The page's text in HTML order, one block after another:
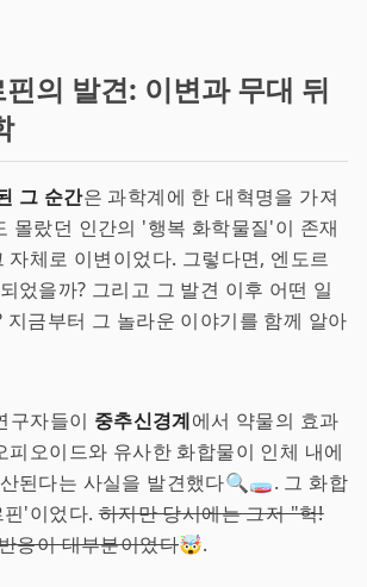
의 발견: 이변과 무대 뒤
그 순간은 과학계에 한 대혁명을 가져
몰랐던 인간의 '행복 화학물질'이 존재
자체로 이변이었다. 그렇다면, 엔도르
었을까? 그리고 그 발견 이후 어떤 일
지금부터 그 놀라운 이야기를 함께 알아
구자들이 중추신경계에서 약물의 효과
피오이드와 유사한 화합물이 인체 내에
된다는 사실을 발견했다🔍🧫. 그 화합
핀'이었다.하지만 당시에는 그저 "헉!
응이 대부분이었다🤯.